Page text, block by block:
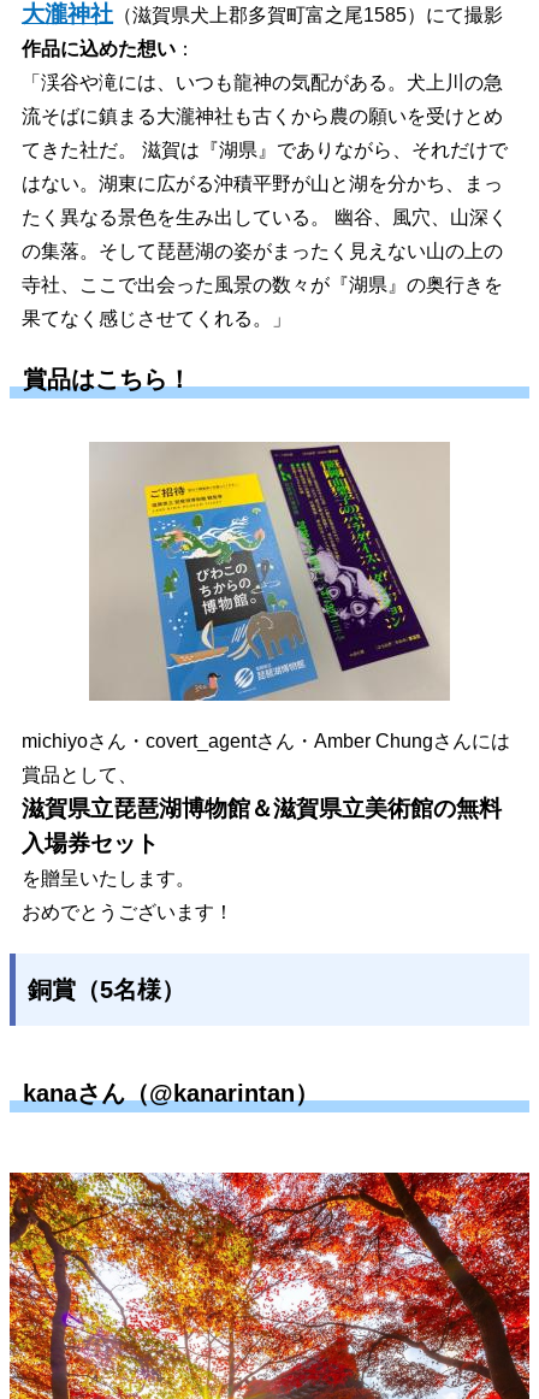
大瀧神社 （滋賀県犬上郡多賀町富之尾1585）にて撮影
作品に込めた想い ：
「渓谷や滝には、いつも龍神の気配がある。犬上川の急
流そばに鎮まる大瀧神社も古くから農の願いを受けとめ
てきた社だ。 滋賀は『湖県』でありながら、それだけで
はない。湖東に広がる沖積平野が山と湖を分かち、まっ
たく異なる景色を生み出している。 幽谷、風穴、山深く
の集落。そして琵琶湖の姿がまったく見えない山の上の
寺社、ここで出会った風景の数々が『湖県』の奥行きを
果てなく感じさせてくれる。」
賞品はこちら！
michiyoさん・covert_agentさん・Amber Chungさんには
賞品として、
滋賀県立琵琶湖博物館＆滋賀県立美術館の無料
入場券セット
を贈呈いたします。
おめでとうございます！
銅賞（5名様）
kanaさん（@kanarintan）